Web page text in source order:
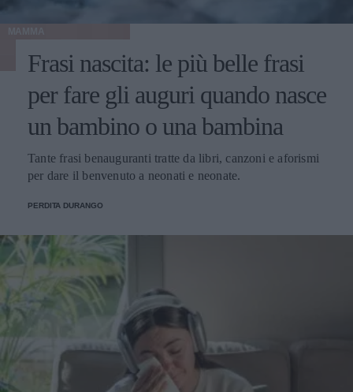
Frasi nascita: le più belle frasi
per fare gli auguri quando nasce
un bambino o una bambina
Tante frasi benauguranti tratte da libri, canzoni e aforismi
per dare il benvenuto a neonati e neonate.
PERDITA DURANGO